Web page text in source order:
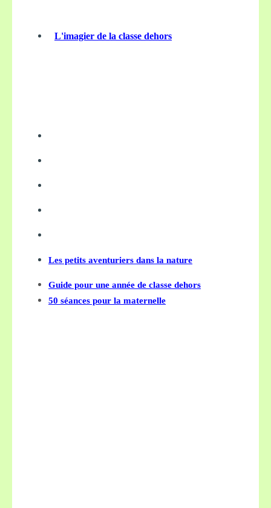
L'imagier de la classe dehors
Les petits aventuriers dans la nature
Guide pour une année de classe dehors
50 séances pour la maternelle